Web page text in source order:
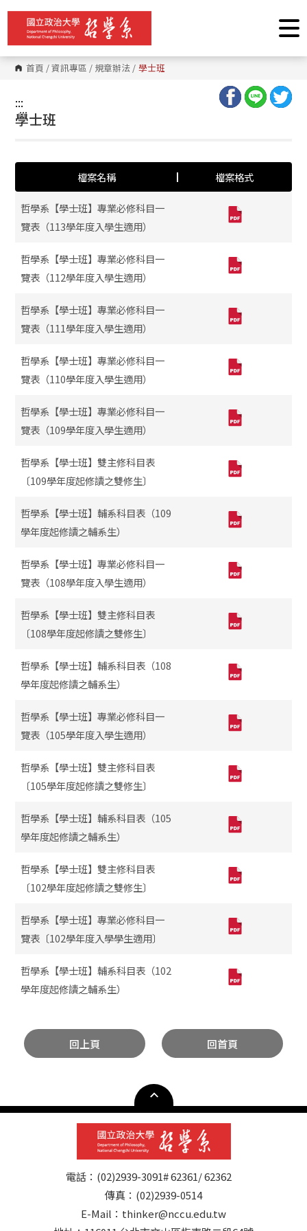
跳
要
內
容
區 首頁 /資訊專區 / 規章辦法 / 學士班
:::
:::
學士班
檔案名稱 檔案格式
哲學系【學士班】專業必修科目一
覽表（113學年度入學生適用）
哲學系【學士班】專業必修科目一
覽表（112學年度入學生適用）
哲學系【學士班】專業必修科目一
覽表（111學年度入學生適用）
哲學系【學士班】專業必修科目一
覽表（110學年度入學生適用）
哲學系【學士班】專業必修科目一
覽表（109學年度入學生適用）
哲學系【學士班】雙主修科目表
〔109學年度起修讀之雙修生〕
哲學系【學士班】輔系科目表（109
學年度起修讀之輔系生）
哲學系【學士班】專業必修科目一
覽表（108學年度入學生適用）
哲學系【學士班】雙主修科目表
〔108學年度起修讀之雙修生〕
哲學系【學士班】輔系科目表（108
學年度起修讀之輔系生）
哲學系【學士班】專業必修科目一
覽表（105學年度入學生適用）
哲學系【學士班】雙主修科目表
〔105學年度起修讀之雙修生〕
哲學系【學士班】輔系科目表（105
學年度起修讀之輔系生）
哲學系【學士班】雙主修科目表
〔102學年度起修讀之雙修生〕
哲學系【學士班】專業必修科目一
覽表〔102學年度入學學生適用〕
哲學系【學士班】輔系科目表（102
學年度起修讀之輔系生）
回上頁 回首頁
電話：(02)2939-3091# 62361/ 62362
傳真：(02)2939-0514
E-Mail：thinker@nccu.edu.tw